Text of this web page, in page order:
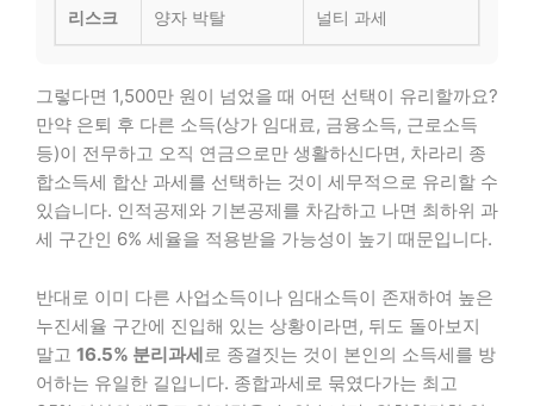
리스크
양자 박탈
널티 과세
그렇다면 1,500만 원이 넘었을 때 어떤 선택이 유리할까요?
만약 은퇴 후 다른 소득(상가 임대료, 금융소득, 근로소득
등)이 전무하고 오직 연금으로만 생활하신다면, 차라리 종
합소득세 합산 과세를 선택하는 것이 세무적으로 유리할 수
있습니다. 인적공제와 기본공제를 차감하고 나면 최하위 과
세 구간인 6% 세율을 적용받을 가능성이 높기 때문입니다.
반대로 이미 다른 사업소득이나 임대소득이 존재하여 높은
누진세율 구간에 진입해 있는 상황이라면, 뒤도 돌아보지
말고 16.5% 분리과세로 종결짓는 것이 본인의 소득세를 방
어하는 유일한 길입니다. 종합과세로 묶였다가는 최고